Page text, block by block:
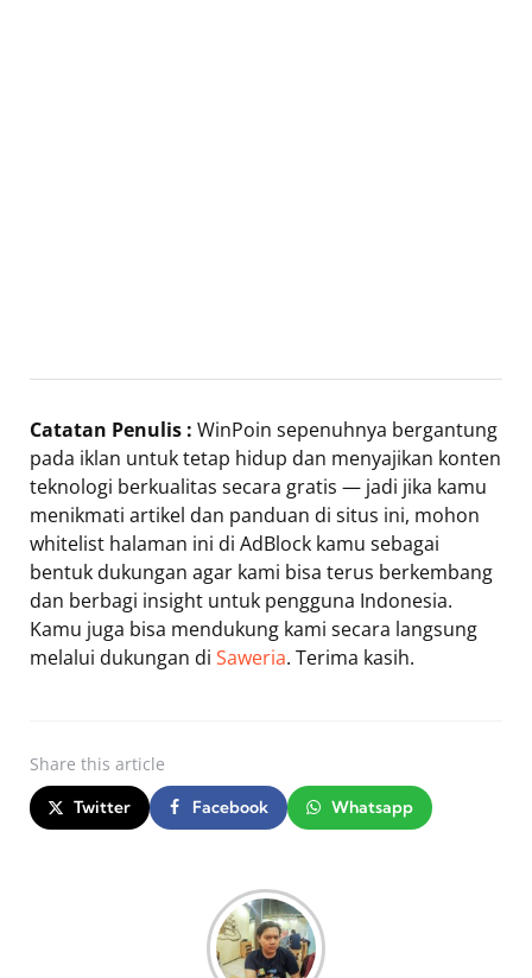
Catatan Penulis : WinPoin sepenuhnya bergantung
pada iklan untuk tetap hidup dan menyajikan konten
teknologi berkualitas secara gratis — jadi jika kamu
menikmati artikel dan panduan di situs ini, mohon
whitelist halaman ini di AdBlock kamu sebagai
bentuk dukungan agar kami bisa terus berkembang
dan berbagi insight untuk pengguna Indonesia.
Kamu juga bisa mendukung kami secara langsung
melalui dukungan di Saweria. Terima kasih.
Share this article
Twitter Facebook Whatsapp